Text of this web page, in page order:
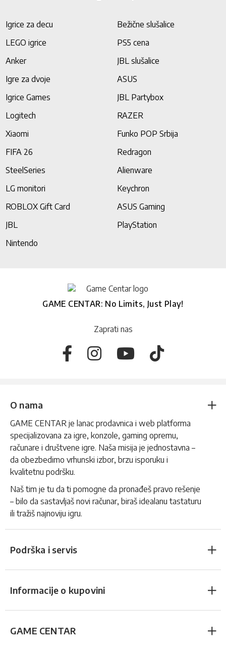
Igrice za decu
Bežične slušalice
LEGO igrice
PS5 cena
Anker
JBL slušalice
Igre za dvoje
ASUS
Igrice Games
JBL Partybox
Logitech
RAZER
Xiaomi
Funko POP Srbija
FIFA 26
Redragon
SteelSeries
Alienware
LG monitori
Keychron
ROBLOX Gift Card
ASUS Gaming
JBL
PlayStation
Nintendo
GAME CENTAR: No Limits, Just Play!
Zaprati nas
O nama
GAME CENTAR je lanac prodavnica i web platforma
specijalizovana za igre, konzole, gaming opremu,
računare i društvene igre. Naša misija je jednostavna –
da obezbedimo vrhunski izbor, brzu isporuku i
kvalitetnu podršku.
Naš tim je tu da ti pomogne da pronađeš pravo rešenje
– bilo da sastavljaš novi računar, biraš idealanu tastaturu
ili tražiš najnoviju igru.
Podrška i servis
Informacije o kupovini
GAME CENTAR